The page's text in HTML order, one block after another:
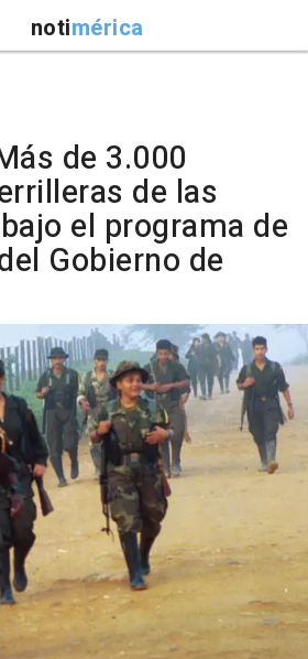
notimérica
de 3.000
de las
el programa de
Gobierno de